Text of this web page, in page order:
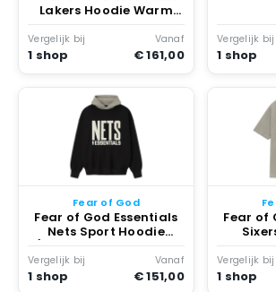
Lakers Hoodie Warm
Heather
Vergelijk bij
1 shop
Vanaf
€ 161,00
Vergelijk bij
1 shop
Fear of God
Fear of God Essentials
Nets Sport Hoodie
/Warm Heather Zwart
Vergelijk bij
1 shop
Vanaf
€ 151,00
Fear of
Vergelijk bij
1 shop